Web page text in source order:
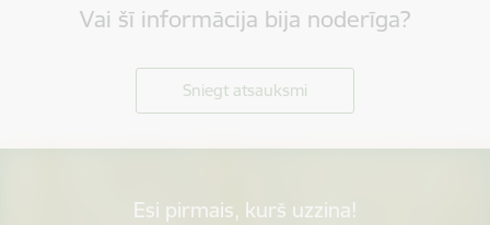
Vai šī informācija bija noderīga?
Sniegt atsauksmi
Esi pirmais, kurš uzzina!